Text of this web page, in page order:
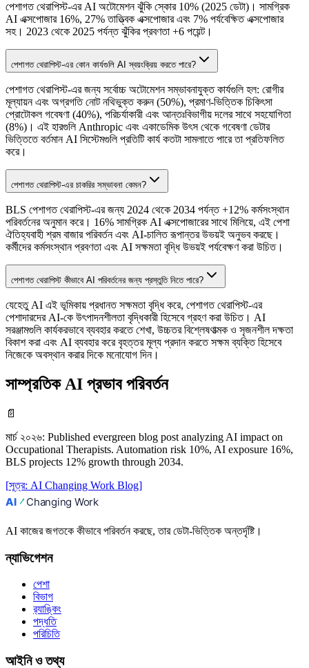
পেশাগত থেরাপিস্ট-এর AI অটোমেশন ঝুঁকি স্কোর 10% (2025 ডেটা)। সামগ্রিক
AI এক্সপোজার 16%, 27% তাত্ত্বিক এক্সপোজার এবং 7% পর্যবেক্ষিত এক্সপোজার
সহ। 2023 থেকে 2025 পর্যন্ত ঝুঁকির প্রবণতা +6 পয়েন্ট।
পেশাগত থেরাপিস্ট-এর কোন কার্যগুলি AI স্বয়ংক্রিয় করতে পারে?
পেশাগত থেরাপিস্ট-এর জন্য সর্বোচ্চ অটোমেশন সম্ভাবনাযুক্ত কার্যগুলি হল: রোগীর
মূল্যায়ন এবং অগ্রগতি নোট নথিভুক্ত করুন (50%), প্রমাণ-ভিত্তিক চিকিৎসা
প্রোটোকল গবেষণা (40%), পরিচর্যাকারী এবং আন্তঃবিভাগীয় দলের সাথে সহযোগিতা
(8%)। এই হারগুলি Anthropic এবং একাডেমিক উৎস থেকে গবেষণা ডেটার
ভিত্তিতে বর্তমান AI সিস্টেমগুলি প্রতিটি কার্য কতটা সামলাতে পারে তা প্রতিফলিত
করে।
পেশাগত থেরাপিস্ট-এর চাকরির সম্ভাবনা কেমন?
BLS পেশাগত থেরাপিস্ট-এর জন্য 2024 থেকে 2034 পর্যন্ত +12% কর্মসংস্থান
পরিবর্তনের অনুমান করে। 16% সামগ্রিক AI এক্সপোজারের সাথে মিলিয়ে, এই পেশা
ঐতিহ্যবাহী শ্রম বাজার পরিবর্তন এবং AI-চালিত রূপান্তর উভয়ই অনুভব করছে।
কর্মীদের কর্মসংস্থান প্রবণতা এবং AI সক্ষমতা বৃদ্ধি উভয়ই পর্যবেক্ষণ করা উচিত।
পেশাগত থেরাপিস্ট কীভাবে AI পরিবর্তনের জন্য প্রস্তুতি নিতে পারে?
যেহেতু AI এই ভূমিকায় প্রধানত সক্ষমতা বৃদ্ধি করে, পেশাগত থেরাপিস্ট-এর
পেশাদারদের AI-কে উৎপাদনশীলতা বৃদ্ধিকারী হিসেবে গ্রহণ করা উচিত। AI
সরঞ্জামগুলি কার্যকরভাবে ব্যবহার করতে শেখা, উচ্চতর বিশ্লেষণাত্মক ও সৃজনশীল দক্ষতা
বিকাশ করা এবং AI ব্যবহার করে বৃহত্তর মূল্য প্রদান করতে সক্ষম ব্যক্তি হিসেবে
নিজেকে অবস্থান করার দিকে মনোযোগ দিন।
সাম্প্রতিক AI প্রভাব পরিবর্তন
📄
মার্চ ২০২৬: Published evergreen blog post analyzing AI impact on
Occupational Therapists. Automation risk 10%, AI exposure 16%,
BLS projects 12% growth through 2034.
[সূত্র: AI Changing Work Blog]
AI কাজের জগতকে কীভাবে পরিবর্তন করছে, তার ডেটা-ভিত্তিক অন্তর্দৃষ্টি।
ন্যাভিগেশন
পেশা
বিভাগ
র‍্যাঙ্কিং
পদ্ধতি
পরিচিতি
আইনি ও তথ্য